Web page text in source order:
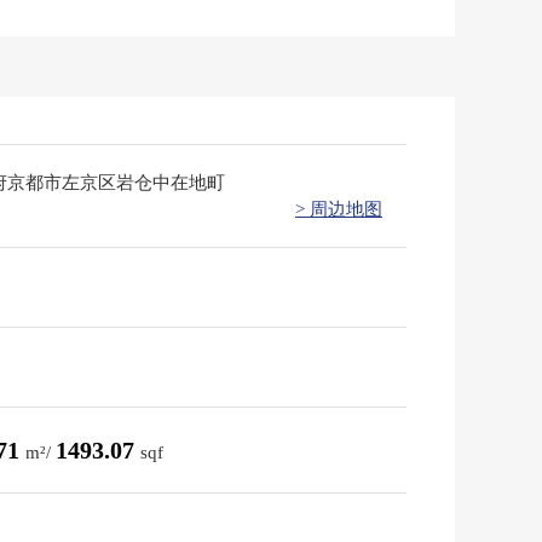
京都市左京区岩仓中在地町
> 周边地图
m²/ 1493.07 sqf